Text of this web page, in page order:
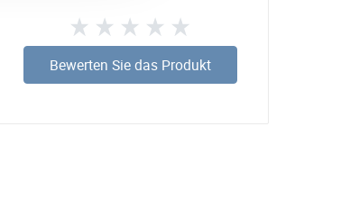
Bewerten Sie das Produkt